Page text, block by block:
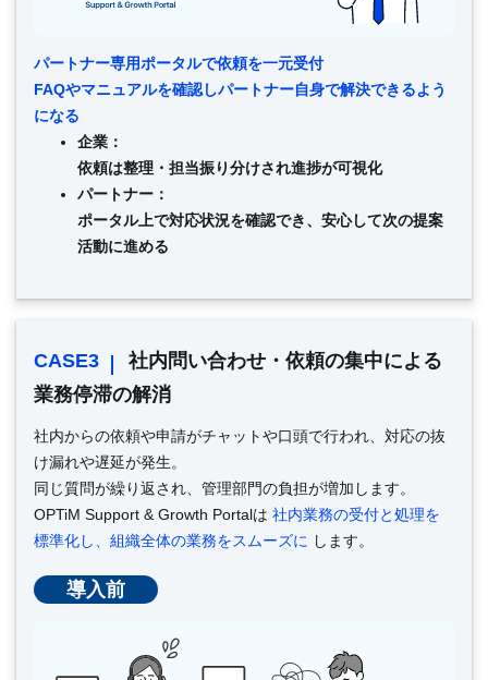
パートナー専用ポータルで依頼を一元受付
FAQやマニュアルを確認しパートナー自身で解決できるよう
になる
企業：
依頼は整理・担当振り分けされ進捗が可視化
パートナー：
ポータル上で対応状況を確認でき、安心して次の提案
活動に進める
CASE3
社内問い合わせ・依頼の集中による
業務停滞の解消
社内からの依頼や申請がチャットや口頭で行われ、対応の抜
け漏れや遅延が発生。
同じ質問が繰り返され、管理部門の負担が増加します。
OPTiM Support & Growth Portalは 社内業務の受付と処理を
標準化し、組織全体の業務をスムーズに します。
導入前